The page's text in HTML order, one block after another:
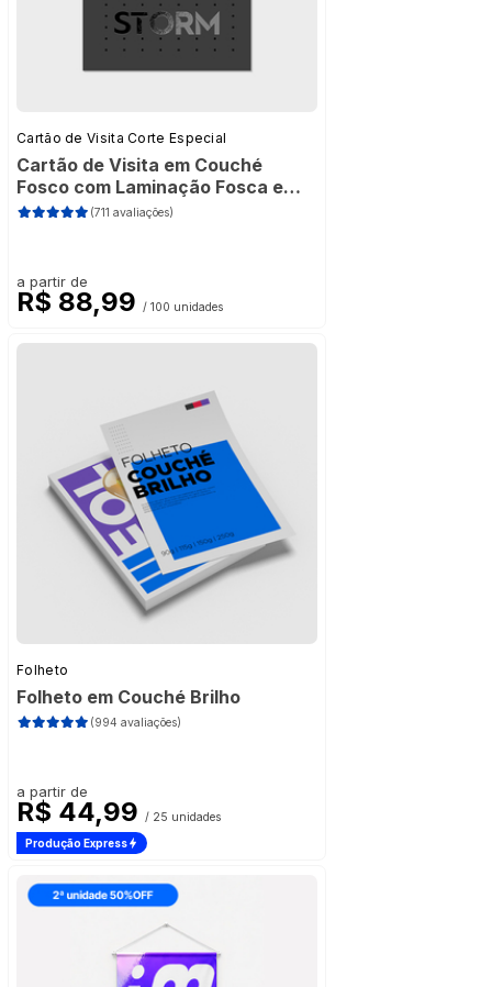
Cartão de Visita Corte Especial
Cartão de Visita em Couché
Fosco com Laminação Fosca e
Verniz Localizado
(711 avaliações)
a partir de
R$ 88,99 / 100 unidades
Folheto
Folheto em Couché Brilho
(994 avaliações)
a partir de
R$ 44,99 / 25 unidades
Produção Express